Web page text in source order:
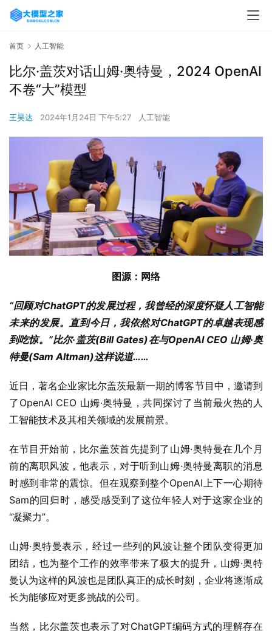
首页 人工智能
比尔·盖茨对话山姆·奥特曼，2024 OpenAI
不卷“大”模型
王昊达 2024年1月24日 下午5:27 人工智能
图源：网络
“回顾对ChatGPT的发展过程，我曾经的深度怀疑人工智能
未来的发展。直到今日，我依然对ChatGPT的卓越表现感
到吃惊。”比尔·盖茨(Bill Gates)在与OpenAI CEO 山姆·奥
特曼(Sam Altman)这样说道……
近日，著名企业家比尔盖茨最新一期的博客节目中，邀请到
了OpenAI CEO 山姆·奥特曼，共同探讨了当前最火热的人
工智能技术及其相关领域的发展前景。
在节目开始前，比尔盖茨首先提到了山姆·奥特曼在几个月
前的离职风波，他表示，对于听到山姆·奥特曼离职的消息
时感到非常的震惊。但在观察到整个OpenAI上下一心期待
Sam的回归时，感受感受到了这位年轻人对于这家企业的
“凝聚力”。
山姆·奥特曼表示，经过一些列的风波让整个团队变得更加
团结，也为整个工作的效率带来了极大的提升，山姆·奥特
曼认为这样的风波也是团队真正的成长时刻，企业将逐渐成
长为能够应对更多挑战的公司。
当然，比尔盖茨也表示了对ChatGPT编码方式的理解存在